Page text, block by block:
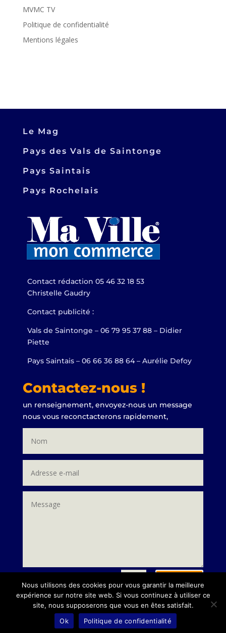
MVMC TV
Politique de confidentialité
Mentions légales
Le Mag
Pays des Vals de Saintonge
Pays Saintais
Pays Rochelais
Contact rédaction 05 46 32 18 53
Christelle Gaudry
Contact publicité :
Vals de Saintonge – 06 79 95 37 88 – Didier
Piette
Pays Saintais – 06 66 36 88 64 – Aurélie Defoy
Contactez-nous !
un renseignement, envoyez-nous un message
nous vous reconctacterons rapidement,
7 + 1= Envoi
Nous utilisons des cookies pour vous garantir la meilleure
expérience sur notre site web. Si vous continuez à utiliser ce
site, nous supposerons que vous en êtes satisfait.
Ok
Politique de confidentialité